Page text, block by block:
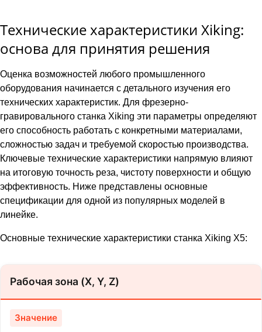
Технические характеристики Xiking:
основа для принятия решения
Оценка возможностей любого промышленного
оборудования начинается с детального изучения его
технических характеристик. Для фрезерно-
гравировального станка Xiking эти параметры определяют
его способность работать с конкретными материалами,
сложностью задач и требуемой скоростью производства.
Ключевые технические характеристики напрямую влияют
на итоговую точность реза, чистоту поверхности и общую
эффективность. Ниже представлены основные
спецификации для одной из популярных моделей в
линейке.
Основные технические характеристики станка Xiking X5:
Рабочая зона (X, Y, Z)